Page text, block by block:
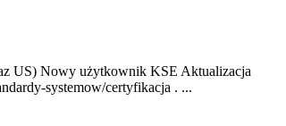
US) Nowy użytkownik KSE Aktualizacja
systemow/certyfikacja . ...